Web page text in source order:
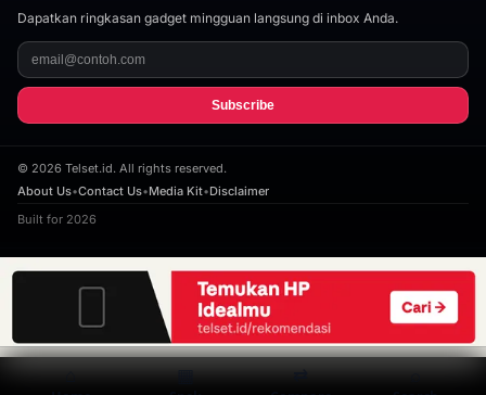
Dapatkan ringkasan gadget mingguan langsung di inbox Anda.
Subscribe
© 2026 Telset.id. All rights reserved.
About Us•Contact Us•Media Kit•Disclaimer
Built for 2026
⌂ ▦ ⇄ ⌕